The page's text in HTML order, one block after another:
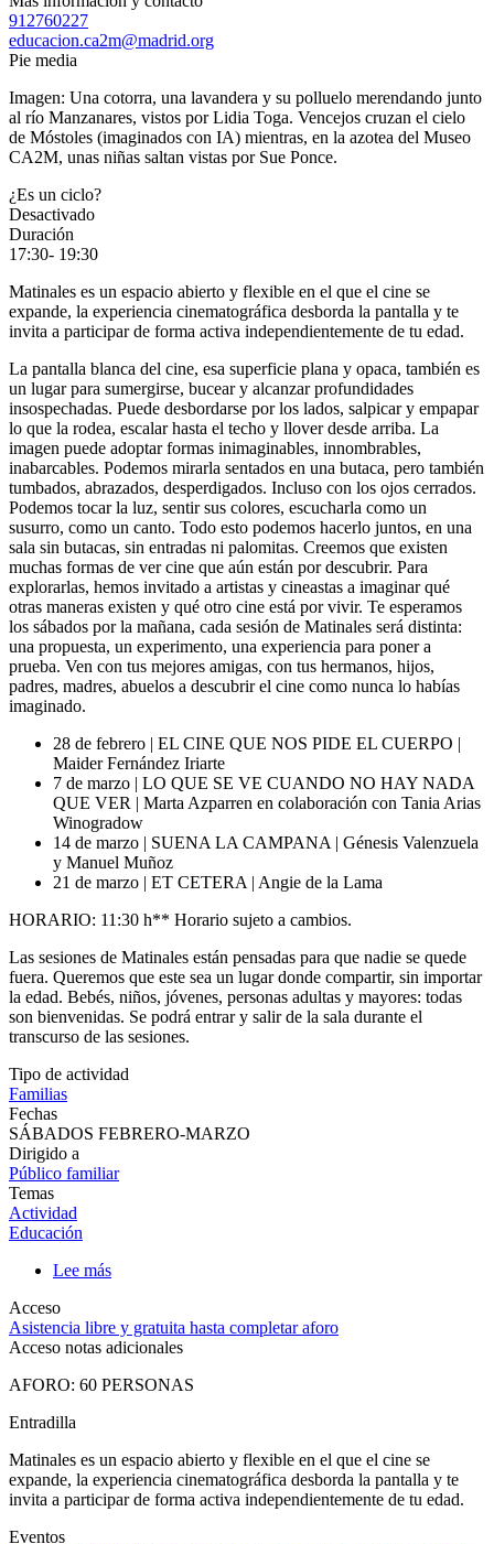
Más información y contacto
912760227
educacion.ca2m@madrid.org
Imagen: Una cotorra, una lavandera y su polluelo merendando junto
al río Manzanares, vistos por Lidia Toga. Vencejos cruzan el cielo
de Móstoles (imaginados con IA) mientras, en la azotea del Museo
¿Es un ciclo?
Desactivado
Duración
Matinales es un espacio abierto y flexible en el que el cine se
expande, la experiencia cinematográfica desborda la pantalla y te
La pantalla blanca del cine, esa superficie plana y opaca, también es
un lugar para sumergirse, bucear y alcanzar profundidades
insospechadas. Puede desbordarse por los lados, salpicar y empapar
lo que la rodea, escalar hasta el techo y llover desde arriba. La
imagen puede adoptar formas inimaginables, innombrables,
inabarcables. Podemos mirarla sentados en una butaca, pero también
tumbados, abrazados, desperdigados. Incluso con los ojos cerrados.
Podemos tocar la luz, sentir sus colores, escucharla como un
susurro, como un canto. Todo esto podemos hacerlo juntos, en una
sala sin butacas, sin entradas ni palomitas. Creemos que existen
muchas formas de ver cine que aún están por descubrir. Para
explorarlas, hemos invitado a artistas y cineastas a imaginar qué
otras maneras existen y qué otro cine está por vivir. Te esperamos
los sábados por la mañana, cada sesión de Matinales será distinta:
una propuesta, un experimento, una experiencia para poner a
prueba. Ven con tus mejores amigas, con tus hermanos, hijos,
padres, madres, abuelos a descubrir el cine como nunca lo habías
28 de febrero | EL CINE QUE NOS PIDE EL CUERPO |
Maider Fernández Iriarte
7 de marzo | LO QUE SE VE CUANDO NO HAY NADA
QUE VER | Marta Azparren en colaboración con Tania Arias
Winogradow
14 de marzo | SUENA LA CAMPANA | Génesis Valenzuela
y Manuel Muñoz
Las sesiones de Matinales están pensadas para que nadie se quede
fuera. Queremos que este sea un lugar donde compartir, sin importar
la edad. Bebés, niños, jóvenes, personas adultas y mayores: todas
son bienvenidas. Se podrá entrar y salir de la sala durante el
Tipo de actividad
Familias
Fechas
SÁBADOS FEBRERO-MARZO
Dirigido a
Público familiar
Temas
Actividad
CINE
EXPANDIDO
FAMILIAS
Acceso
Asistencia libre y gratuita hasta completar aforo
Matinales es un espacio abierto y flexible en el que el cine se
expande, la experiencia cinematográfica desborda la pantalla y te